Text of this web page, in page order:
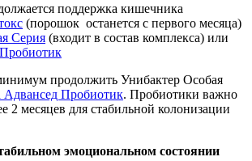
поддержка кишечника
(порошок останется с первого месяца)
Серия (входит в состав комплекса) или
продолжить Унибактер Особая
Адвансед Пробиотик. Пробиотики важно
2 месяцев для стабильной колонизации
эмоциональном состоянии